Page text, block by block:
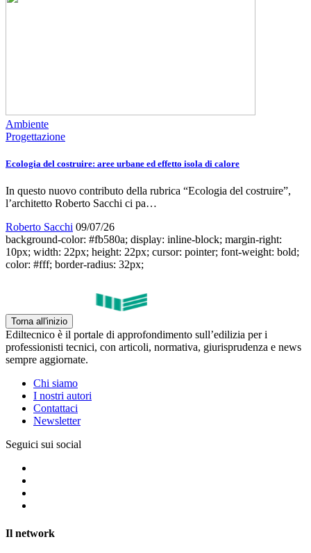
Ambiente
Progettazione
Ecologia del costruire: aree urbane ed effetto isola di calore
In questo nuovo contributo della rubrica “Ecologia del costruire”,
l’architetto Roberto Sacchi ci pa…
Roberto Sacchi 09/07/26
background-color: #fb580a; display: inline-block; margin-right:
10px; width: 22px; height: 22px; cursor: pointer; font-weight: bold;
color: #fff; border-radius: 32px;
Torna all'inizio
Ediltecnico è il portale di approfondimento sull’edilizia per i
professionisti tecnici, con articoli, normativa, giurisprudenza e news
sempre aggiornate.
Chi siamo
I nostri autori
Contattaci
Newsletter
Seguici sui social
Il network